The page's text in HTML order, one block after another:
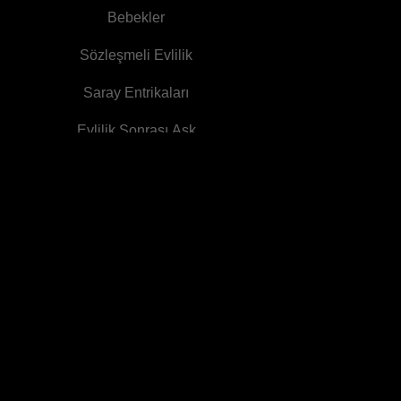
Bebekler
Sözleşmeli Evlilik
Saray Entrikaları
Evlilik Sonrası Aşk